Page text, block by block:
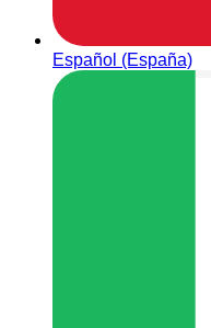
Español (España)